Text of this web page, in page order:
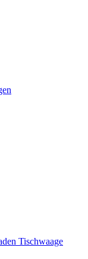
Tischwaage